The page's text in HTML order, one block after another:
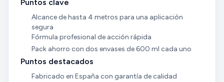
Puntos clave
Alcance de hasta 4 metros para una aplicación
segura
Fórmula profesional de acción rápida
Pack ahorro con dos envases de 600 ml cada uno
Puntos destacados
Fabricado en España con garantía de calidad